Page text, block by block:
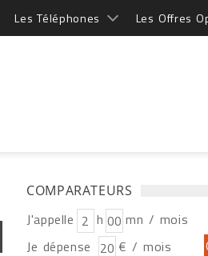
Les Téléphones Les Offres
COMPARATEURS
J'appelle h
mn / mois
Je dépense
€ / mois